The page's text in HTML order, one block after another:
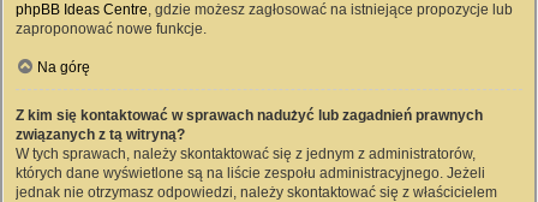
phpBB Ideas Centre, gdzie możesz zagłosować na istniejące propozycje lub
zaproponować nowe funkcje.
Na górę
Z kim się kontaktować w sprawach nadużyć lub zagadnień prawnych
związanych z tą witryną?
W tych sprawach, należy skontaktować się z jednym z administratorów,
których dane wyświetlone są na liście zespołu administracyjnego. Jeżeli
jednak nie otrzymasz odpowiedzi, należy skontaktować się z właścicielem